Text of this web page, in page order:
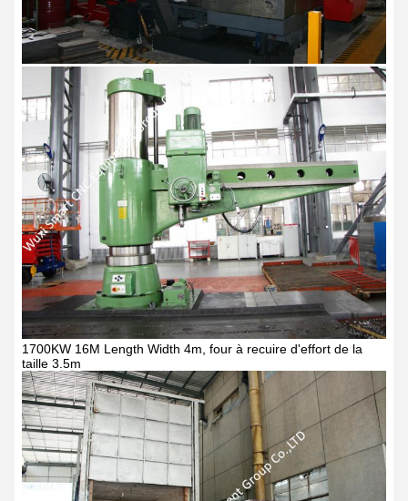
1700KW 16M Length Width 4m, four à recuire d'effort de la
taille 3.5m